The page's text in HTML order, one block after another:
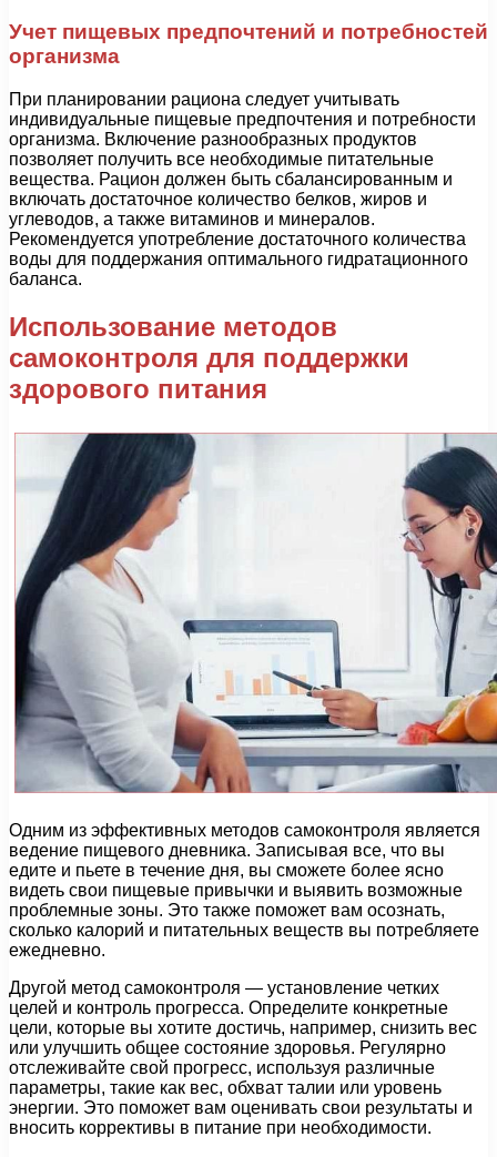
Учет пищевых предпочтений и потребностей
организма
При планировании рациона следует учитывать
индивидуальные пищевые предпочтения и потребности
организма. Включение разнообразных продуктов
позволяет получить все необходимые питательные
вещества. Рацион должен быть сбалансированным и
включать достаточное количество белков, жиров и
углеводов, а также витаминов и минералов.
Рекомендуется употребление достаточного количества
воды для поддержания оптимального гидратационного
баланса.
Использование методов
самоконтроля для поддержки
здорового питания
Одним из эффективных методов самоконтроля является
ведение пищевого дневника. Записывая все, что вы
едите и пьете в течение дня, вы сможете более ясно
видеть свои пищевые привычки и выявить возможные
проблемные зоны. Это также поможет вам осознать,
сколько калорий и питательных веществ вы потребляете
ежедневно.
Другой метод самоконтроля — установление четких
целей и контроль прогресса. Определите конкретные
цели, которые вы хотите достичь, например, снизить вес
или улучшить общее состояние здоровья. Регулярно
отслеживайте свой прогресс, используя различные
параметры, такие как вес, обхват талии или уровень
энергии. Это поможет вам оценивать свои результаты и
вносить коррективы в питание при необходимости.